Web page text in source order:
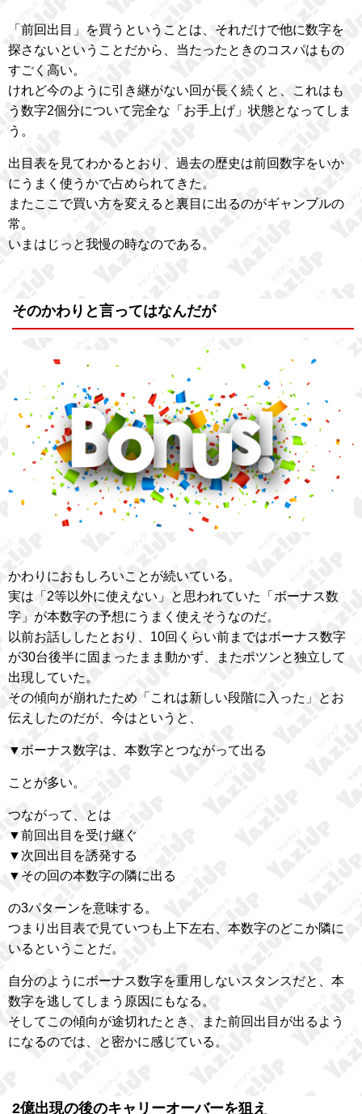
「前回出目」を買うということは、それだけで他に数字を
探さないということだから、当たったときのコスパはもの
すごく高い。
けれど今のように引き継がない回が長く続くと、これはも
う数字2個分について完全な「お手上げ」状態となってしま
う。
出目表を見てわかるとおり、過去の歴史は前回数字をいか
にうまく使うかで占められてきた。
またここで買い方を変えると裏目に出るのがギャンブルの
常。
いまはじっと我慢の時なのである。
そのかわりと言ってはなんだが
かわりにおもしろいことが続いている。
実は「2等以外に使えない」と思われていた「ボーナス数
字」が本数字の予想にうまく使えそうなのだ。
以前お話ししたとおり、10回くらい前まではボーナス数字
が30台後半に固まったまま動かず、またポツンと独立して
出現していた。
その傾向が崩れたため「これは新しい段階に入った」とお
伝えしたのだが、今はというと、
▼ボーナス数字は、本数字とつながって出る
ことが多い。
つながって、とは
▼前回出目を受け継ぐ
▼次回出目を誘発する
▼その回の本数字の隣に出る
の3パターンを意味する。
つまり出目表で見ていつも上下左右、本数字のどこか隣に
いるということだ。
自分のようにボーナス数字を重用しないスタンスだと、本
数字を逃してしまう原因にもなる。
そしてこの傾向が途切れたとき、また前回出目が出るよう
になるのでは、と密かに感じている。
2億出現の後のキャリーオーバーを狙え